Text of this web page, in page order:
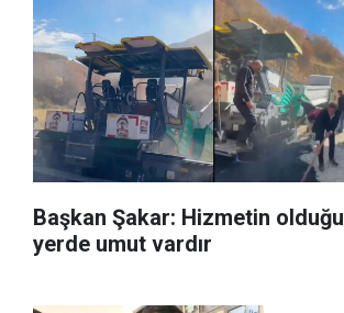
Başkan Şakar: Hizmetin olduğu
yerde umut vardır